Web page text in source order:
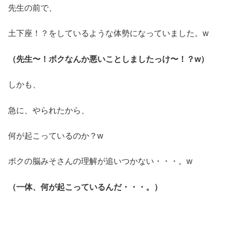
先生の前で、
土下座！？をしているような体勢になっていました。w
（先生〜！ボクなんか悪いことしましたっけ〜！？w）
しかも、
急に、やられたから、
何が起こっているのか？w
ボクの脳みそさんの理解が追いつかない・・・。w
（一体、何が起こっているんだ・・・。）